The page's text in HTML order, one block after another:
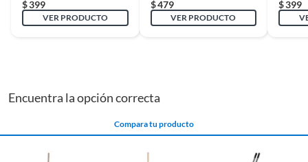
$399
VER PRODUCTO
$479
VER PRODUCTO
$399
Encuentra la opción correcta
Compara tu producto